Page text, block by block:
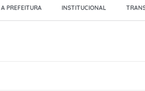
A PREFEITURA INSTITUCIONAL